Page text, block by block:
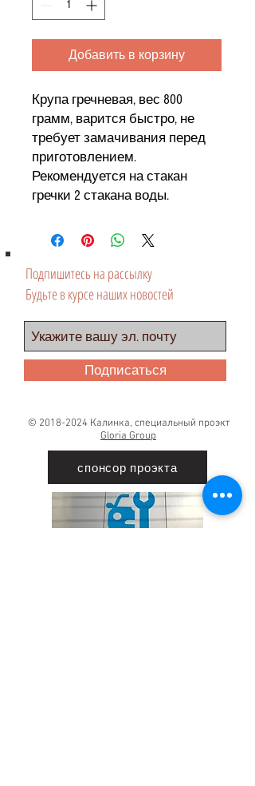
Добавить в корзину
Крупа гречневая, вес 800
грамм, варится быстро, не
требует замачивания перед
приготовлением.
Рекомендуется на стакан
гречки 2 стакана воды.
Подпишитесь на рассылку
Будьте в курсе наших новостей
Подписаться
© 2018-2024 Калинка, специальный проэкт
Gloria Group
спонсор проэкта